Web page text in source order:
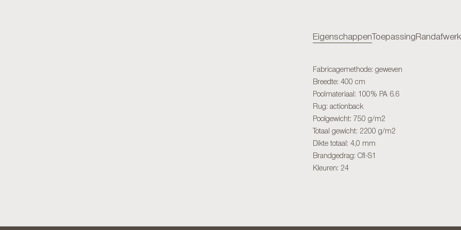
Eigenschappen Toepassing
Fabricagemethode: geweven
Breedte: 400 cm
Poolmateriaal: 100% PA 6.6
Rug: actionback
Poolgewicht: 750 g/m2
Totaal gewicht: 2200 g/m2
Dikte totaal: 4,0 mm
Brandgedrag: Cfl-S1
Kleuren: 24